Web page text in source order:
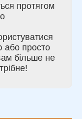
протягом
або просто
більше не